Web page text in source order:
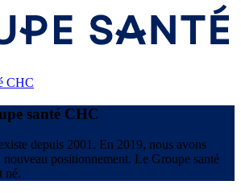
CHC
santé CHC
depuis 2001. En 2019, nous avons
nouveau positionnement. Le Groupe santé
né.